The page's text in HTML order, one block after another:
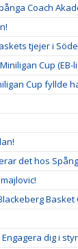
Coach
tjejer i
Cup (EB-
Cup fyllde
det hos
Basket
dig i